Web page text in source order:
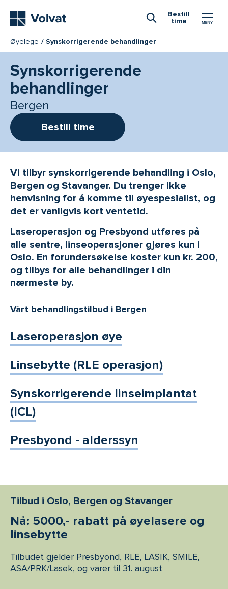
Bestill
time
Øyelege Synskorrigerende behandlinger
Synskorrigerende
behandlinger
Bergen
Bestill time
Vi tilbyr synskorrigerende behandling i Oslo,
Bergen og Stavanger. Du trenger ikke
henvisning for å komme til øyespesialist, og
det er vanligvis kort ventetid.
Laseroperasjon og Presbyond utføres på
alle sentre, linseoperasjoner gjøres kun i
Oslo. En forundersøkelse koster kun kr. 200,
og tilbys for alle behandlinger i din
nærmeste by.
Vårt behandlingstilbud i Bergen
Laseroperasjon øye
Linsebytte (RLE operasjon)
Synskorrigerende linseimplantat
(ICL)
Presbyond - alderssyn
Tilbud i Oslo, Bergen og Stavanger
Nå: 5000,- rabatt på øyelasere og
linsebytte
Tilbudet gjelder Presbyond, RLE, LASIK, SMILE,
ASA/PRK/Lasek, og varer til 31. august